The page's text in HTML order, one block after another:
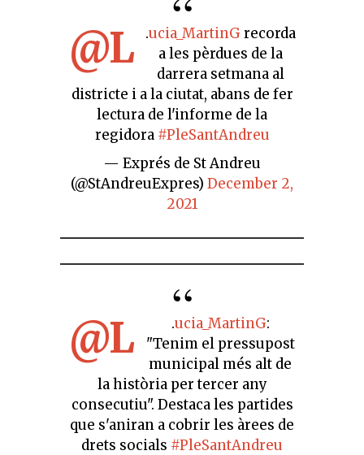
.
@L ucia_MartinG recorda
a les pèrdues de la
darrera setmana al
districte i a la ciutat, abans de fer
lectura de l'informe de la
regidora #PleSantAndreu
— Exprés de St Andreu
(@StAndreuExpres) December 2,
2021
.
@L ucia_MartinG:
"Tenim el pressupost
municipal més alt de
la història per tercer any
consecutiu". Destaca les partides
que s'aniran a cobrir les àrees de
drets socials #PleSantAndreu